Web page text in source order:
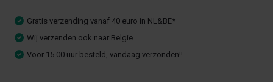
Gratis verzending vanaf 40 euro in NL&BE*
Wij verzenden ook naar Belgie
Voor 15.00 uur besteld, vandaag verzonden!!